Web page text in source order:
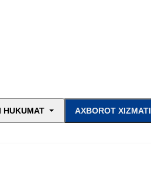
HUKUMAT AXBOROT XIZMATI